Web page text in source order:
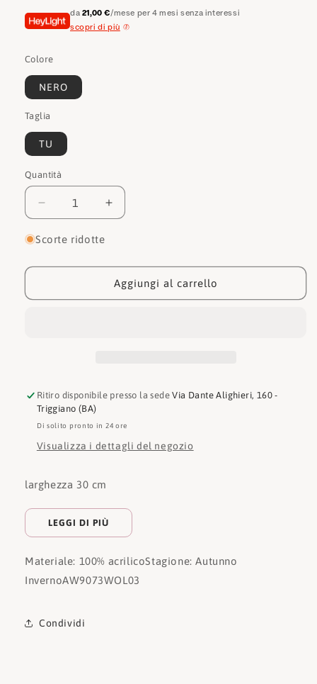
da 21,00 €/mese per 4 mesi senza interessi
scopri di più
Colore
NERO
Taglia
TU
Quantità
Quantità
Diminuisci
quantità
per
Pashmina
AW9073WOL03
Aumenta
quantità
Pashmina
AW9073WOL03
Scorte ridotte
Aggiungi al carrello
Ritiro disponibile presso la sedeVia Dante Alighieri, 160 -
Triggiano (BA)
Di solito pronto in 24 ore
Visualizza i dettagli del negozio
larghezza 30 cm
LEGGI DI PIÙ
Materiale: 100% acrilicoStagione: Autunno
InvernoAW9073WOL03
Condividi